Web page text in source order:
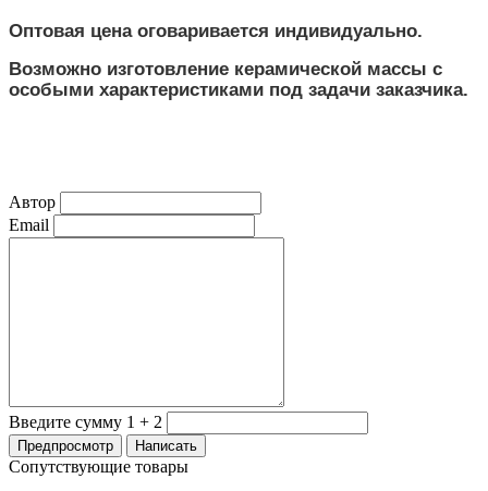
Оптовая цена оговаривается индивидуально.
Возможно изготовление керамической массы с
особыми характеристиками под задачи заказчика.
Автор
Email
Введите сумму 1 + 2
Сопутствующие товары